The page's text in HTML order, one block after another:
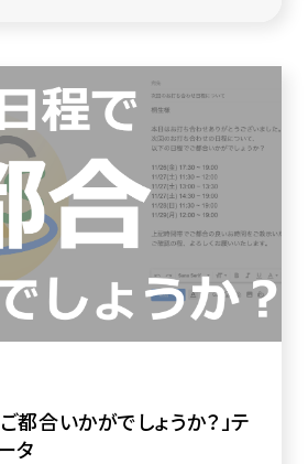
都合いかがでしょうか？」テ
タ